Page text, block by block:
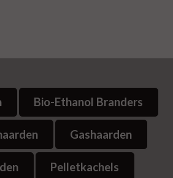
Bio-Ethanol Branders
Gashaarden
Pelletkachels